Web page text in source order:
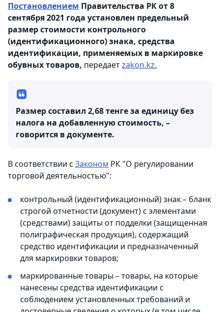
Постановлением Правительства РК от 8
сентября 2021 года установлен предельный
размер стоимости контрольного
(идентификационного) знака, средства
идентификации, применяемых в маркировке
обувных товаров, передаетzakon.kz.
Размер составил 2,68 тенге за единицу без
налога на добавленную стоимость, –
говорится в документе.
В соответствии с Законом РК "О регулировании
торговой деятельностью":
контрольный (идентификационный) знак – бланк
строгой отчетности (документ) с элементами
(средствами) защиты от подделки (защищенная
полиграфическая продукция), содержащий
средство идентификации и предназначенный
для маркировки товаров;
маркированные товары – товары, на которые
нанесены средства идентификации с
соблюдением установленных требований и